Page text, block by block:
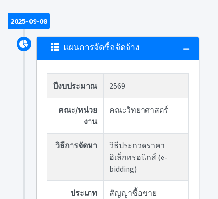
2025-09-08
แผนการจัดซื้อจัดจ้าง
ปีงบประมาณ 2569
คณะ/หน่วย
งาน
คณะวิทยาศาสตร์
วิธีการจัดหา
วิธีประกวดราคา
อิเล็กทรอนิกส์ (e-
bidding)
ประเภท
สัญญาซื้อขาย